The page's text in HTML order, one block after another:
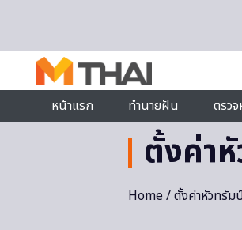
หน้าแรก
ทำนายฝัน ตรว
ตั้งค่า
Home/ ตั้งค่าหัวทรัมป์